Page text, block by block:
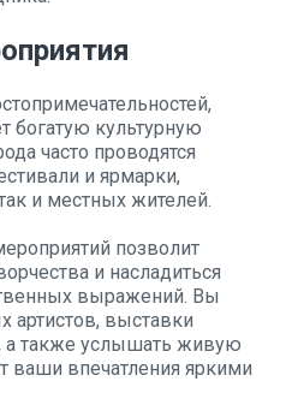
богатую культурную
часто проводятся
и ярмарки,
и местных жителей.
позволит
и насладиться
выражений. Вы
артистов, выставки
а также услышать живую
ваши впечатления яркими